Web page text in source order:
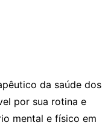
da saúde dos
por sua rotina e
mental e físico em